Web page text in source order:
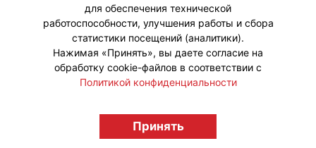
#ПродвижениеБренда
licensingrussia.ru, 2009-2026 12+
для обеспечения технической
работоспособности, улучшения работы и сбора
статистики посещений (аналитики).
Нажимая «Принять», вы даете согласие на
обработку cookie-файлов в соответствии с
Политикой конфиденциальности
Принять